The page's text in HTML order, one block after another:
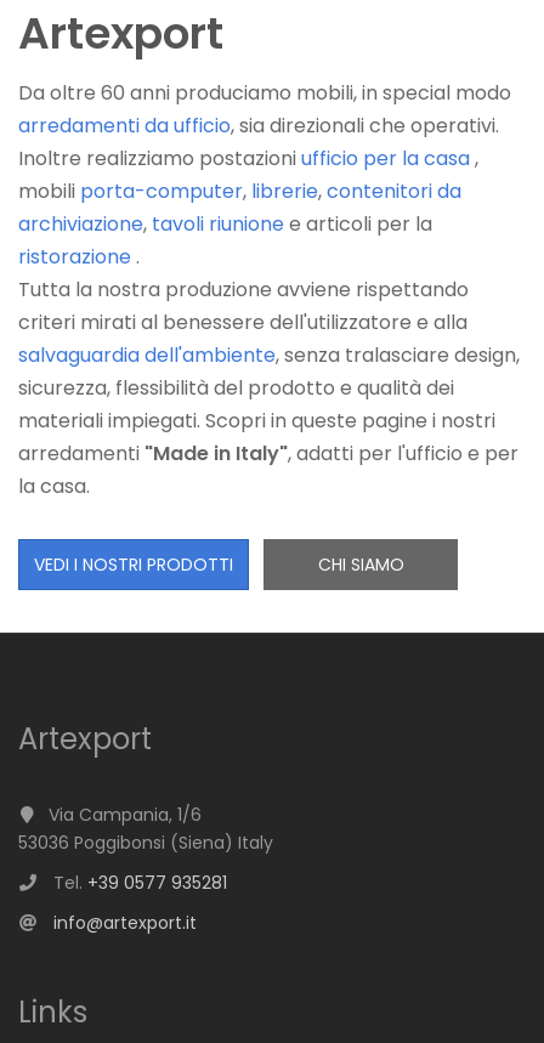
Artexport
Da oltre 60 anni produciamo mobili, in special modo
arredamenti da ufficio, sia direzionali che operativi.
Inoltre realizziamo postazioniufficio per la casa,
mobili porta-computer, librerie,contenitori da
archiviazione, tavoli riunionee articoli per la
ristorazione.
Tutta la nostra produzione avviene rispettando
criteri mirati al benessere dell'utilizzatore e alla
salvaguardia dell'ambiente, senza tralasciare design,
sicurezza, flessibilità del prodotto e qualità dei
materiali impiegati. Scopri in queste pagine i nostri
arredamenti "Made in Italy", adatti per l'ufficio e per
la casa.
VEDI I NOSTRI PRODOTTI CHI SIAMO
Artexport
Via Campania, 1/6
53036 Poggibonsi (Siena) Italy
Tel. +39 0577 935281
info@artexport.it
Links